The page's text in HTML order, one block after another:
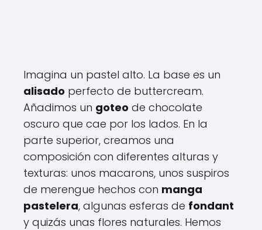
Imagina un pastel alto. La base es un
alisado perfecto de buttercream.
Añadimos un goteo de chocolate
oscuro que cae por los lados. En la
parte superior, creamos una
composición con diferentes alturas y
texturas: unos macarons, unos suspiros
de merengue hechos con manga
pastelera, algunas esferas de fondant
y quizás unas flores naturales. Hemos